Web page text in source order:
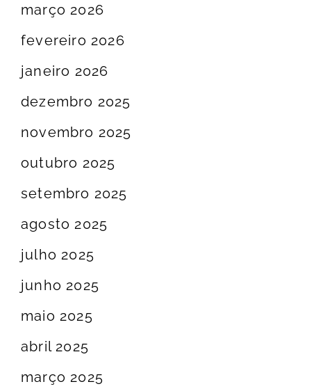
março 2026
fevereiro 2026
janeiro 2026
dezembro 2025
novembro 2025
outubro 2025
setembro 2025
agosto 2025
julho 2025
junho 2025
maio 2025
abril 2025
março 2025